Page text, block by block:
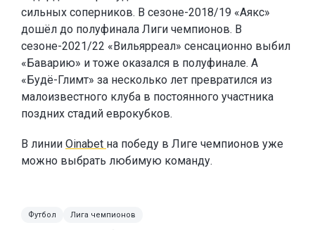
сильных соперников. В сезоне-2018/19 «Аякс»
дошёл до полуфинала Лиги чемпионов. В
сезоне-2021/22 «Вильярреал» сенсационно выбил
«Баварию» и тоже оказался в полуфинале. А
«Будё-Глимт» за несколько лет превратился из
малоизвестного клуба в постоянного участника
поздних стадий еврокубков.
В линии Oinabet на победу в Лиге чемпионов уже
можно выбрать любимую команду.
Футбол Лига чемпионов